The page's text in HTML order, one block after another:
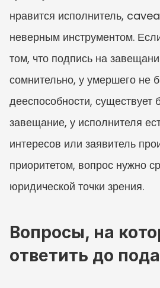
нравится исполнитель,
неверным инструментом.
том, что подпись на
сомнительно, у умершего не
дееспособности, существует
завещание, у исполнителя
интересов или заявитель
приоритетом, вопрос нужно
юридической точки зрения.
Вопросы, на
ответить до